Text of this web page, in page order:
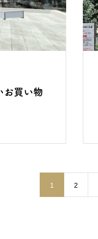
お買い物
1 2